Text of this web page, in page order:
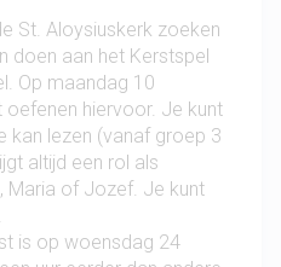
St. Aloysiuskerk zoeken
doen aan het Kerstspel
Op maandag 10
hiervoor. Je kunt
kan lezen (vanaf groep 3
altijd een rol als
Maria of Jozef. Je kunt
is op woensdag 24